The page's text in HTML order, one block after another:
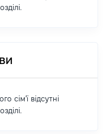
сім'ї відсутні